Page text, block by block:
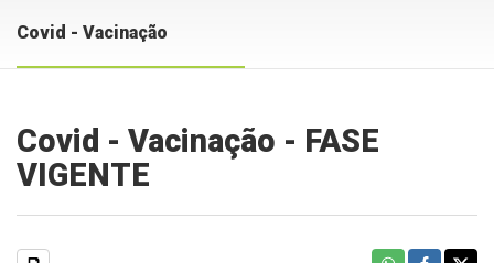
Covid - Vacinação
Covid - Vacinação - FASE
VIGENTE